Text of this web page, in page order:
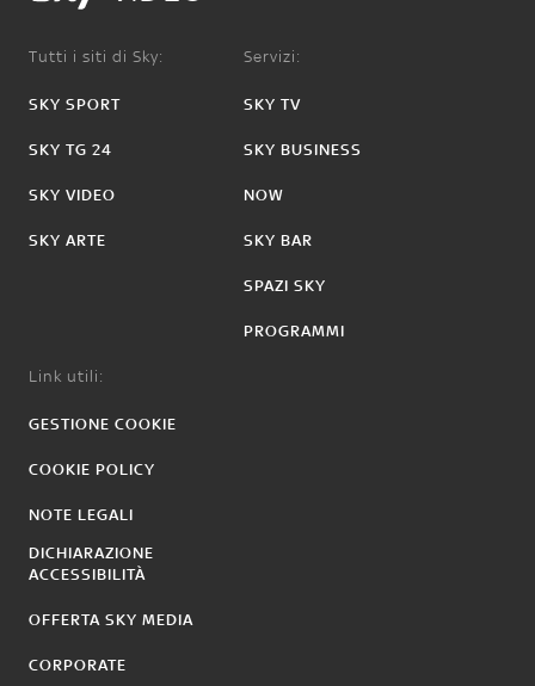
Tutti i siti di Sky:
SKY SPORT
SKY TG 24
SKY VIDEO
SKY ARTE
Servizi:
SKY TV
SKY BUSINESS
NOW
SKY BAR
SPAZI SKY
PROGRAMMI
Link utili:
GESTIONE COOKIE
COOKIE POLICY
NOTE LEGALI
DICHIARAZIONE
ACCESSIBILITÀ
OFFERTA SKY MEDIA
CORPORATE